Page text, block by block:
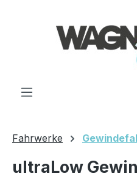
Fahrwerke
ultraLow